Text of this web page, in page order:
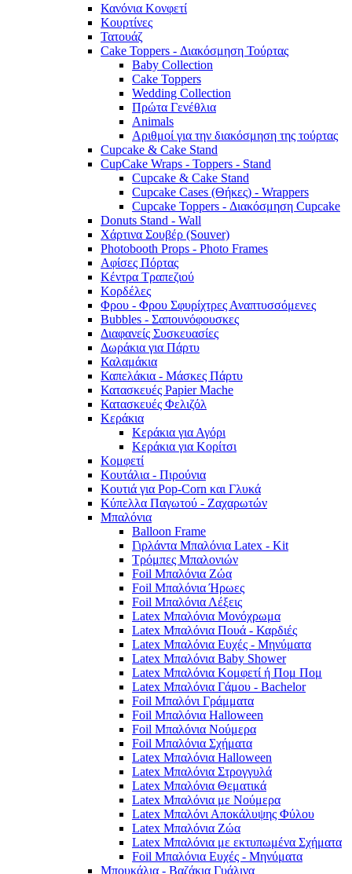
Κανόνια Κονφετί
Κουρτίνες
Τατουάζ
Cake Toppers - Διακόσμηση Τούρτας
Baby Collection
Cake Toppers
Wedding Collection
Πρώτα Γενέθλια
Animals
Αριθμοί για την διακόσμηση της τούρτας
Cupcake & Cake Stand
CupCake Wraps - Toppers - Stand
Cupcake & Cake Stand
Cupcake Cases (Θήκες) - Wrappers
Cupcake Toppers - Διακόσμηση Cupcake
Donuts Stand - Wall
Χάρτινα Σουβέρ (Souver)
Photobooth Props - Photo Frames
Αφίσες Πόρτας
Κέντρα Τραπεζιού
Κορδέλες
Φρου - Φρου Σφυρίχτρες Αναπτυσσόμενες
Bubbles - Σαπουνόφουσκες
Διαφανείς Συσκευασίες
Δωράκια για Πάρτυ
Καλαμάκια
Καπελάκια - Μάσκες Πάρτυ
Κατασκευές Papier Mache
Κατασκευές Φελιζόλ
Κεράκια
Κεράκια για Αγόρι
Κεράκια για Κορίτσι
Κομφετί
Κουτάλια - Πιρούνια
Κουτιά για Pop-Corn και Γλυκά
Κύπελλα Παγωτού - Ζαχαρωτών
Μπαλόνια
Balloon Frame
Γιρλάντα Μπαλόνια Latex - Kit
Τρόμπες Μπαλονιών
Foil Μπαλόνια Ζώα
Foil Μπαλόνια Ήρωες
Foil Μπαλόνια Λέξεις
Latex Μπαλόνια Μονόχρωμα
Latex Μπαλόνια Πουά - Καρδιές
Latex Μπαλόνια Ευχές - Μηνύματα
Latex Μπαλόνια Baby Shower
Latex Μπαλόνια Κομφετί ή Πομ Πομ
Latex Μπαλόνια Γάμου - Bachelor
Foil Μπαλόνι Γράμματα
Foil Μπαλόνια Halloween
Foil Μπαλόνια Νούμερα
Foil Μπαλόνια Σχήματα
Latex Μπαλόνια Halloween
Latex Μπαλόνια Στρογγυλά
Latex Μπαλόνια Θεματικά
Latex Μπαλόνια με Νούμερα
Latex Μπαλόνι Αποκάλυψης Φύλου
Latex Μπαλόνια Ζώα
Latex Μπαλόνια με εκτυπωμένα Σχήματα
Foil Μπαλόνια Ευχές - Μηνύματα
Μπουκάλια - Βαζάκια Γυάλινα